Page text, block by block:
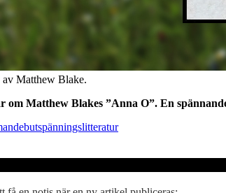
Matthew Blake.
om Matthew Blakes ”Anna O”. En
spänningslitteratur